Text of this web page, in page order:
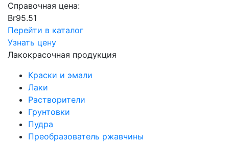
Справочная цена:
Br95.51
Перейти в каталог
Узнать цену
Лакокрасочная продукция
Краски и эмали
Лаки
Растворители
Грунтовки
Пудра
Преобразователь ржавчины